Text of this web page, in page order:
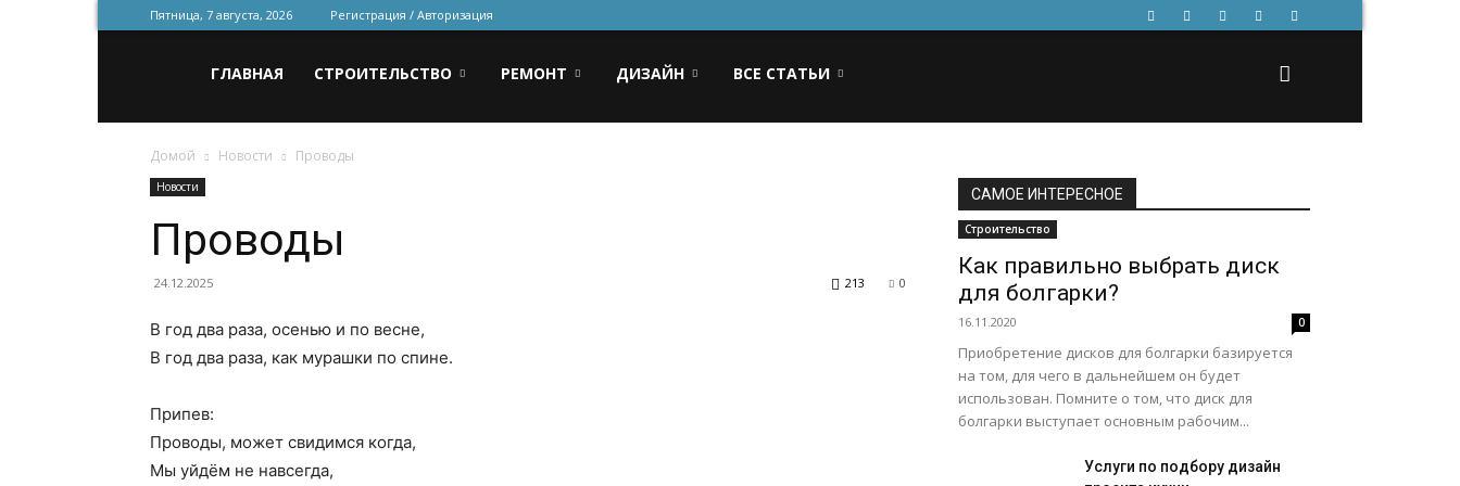
Пятница, 7 августа, 2026 Регистрация / Авторизация
для
строительства
и
ремонта
ГЛАВНАЯ СТРОИТЕЛЬСТВО РЕМОНТ ДИЗАЙН ВСЕ СТАТЬИ
Домой Новости Проводы
Новости
Проводы
24.12.2025 0
213
В год два раза, осенью и по весне,
В год два раза, как мурашки по спине.
Припев:
Проводы, может свидимся когда,
Мы уйдём не навсегда,
САМОЕ ИНТЕРЕСНОЕ
Строительство
Как правильно выбрать диск
для болгарки?
16.11.2020 0
Приобретение дисков для болгарки базируется
на том, для чего в дальнейшем он будет
использован. Помните о том, что диск для
болгарки выступает основным рабочим...
Услуги по подбору дизайн